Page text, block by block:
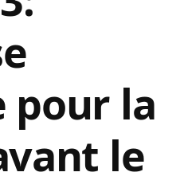
pour la
le